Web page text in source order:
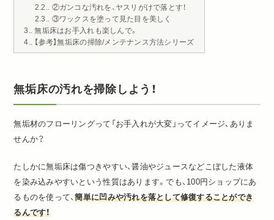
2.2.
②ガンコな汚れを、ヤスリがけで落とす！
2.3.
③ワックスを塗って見た目を美しく
3.
無垢床はお手入れも楽しんで。
4.
【参考】無垢床の掃除/メンテナンス方法シリーズ
無垢床の汚れを掃除しよう！
無垢材のフローリングって「お手入れが大変」ってイメージ、ありま
せんか？
たしかに無垢床は傷つきやすい、醤油やジュースなどこぼした液体
を染み込みやすいという性質はあります。でも、100円ショップにあ
るものを使って、簡単に凹みや汚れを落として修復することができ
るんです！